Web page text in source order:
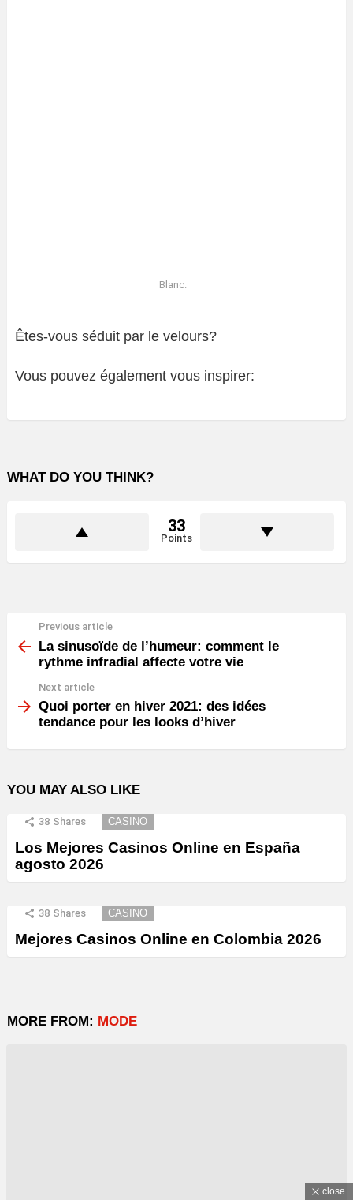
Blanc.
Êtes-vous séduit par le velours?
Vous pouvez également vous inspirer:
WHAT DO YOU THINK?
33
Points
more
Previous article
La sinusoïde de l’humeur: comment le
rythme infradial affecte votre vie
Next article
Quoi porter en hiver 2021: des idées
tendance pour les looks d’hiver
YOU MAY ALSO LIKE
38 Shares CASINO
Los Mejores Casinos Online en España
agosto 2026
38 Shares CASINO
Mejores Casinos Online en Colombia 2026
MORE FROM: MODE
close